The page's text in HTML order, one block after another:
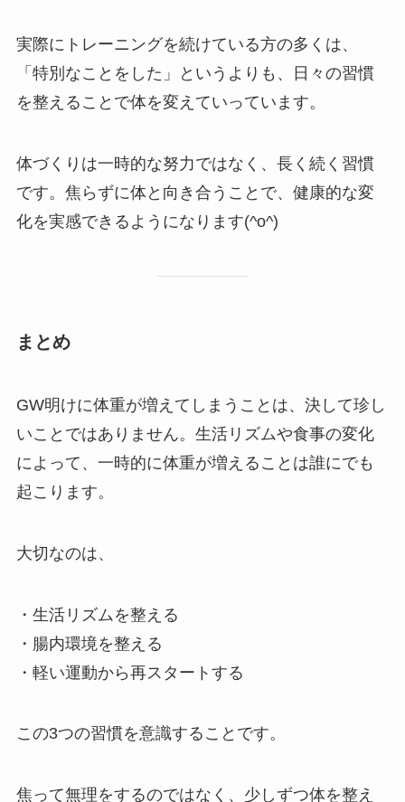
実際にトレーニングを続けている方の多くは、
「特別なことをした」というよりも、日々の習慣
を整えることで体を変えていっています。
体づくりは一時的な努力ではなく、長く続く習慣
です。焦らずに体と向き合うことで、健康的な変
化を実感できるようになります(^o^)
まとめ
GW明けに体重が増えてしまうことは、決して珍し
いことではありません。生活リズムや食事の変化
によって、一時的に体重が増えることは誰にでも
起こります。
大切なのは、
・生活リズムを整える
・腸内環境を整える
・軽い運動から再スタートする
この3つの習慣を意識することです。
焦って無理をするのではなく、少しずつ体を整え